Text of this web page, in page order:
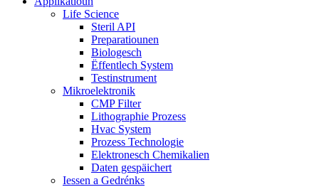
Life Science
Steril API
Preparatiounen
Biologesch
Ëffentlech System
Testinstrument
Mikroelektronik
CMP Filter
Lithographie Prozess
Hvac System
Prozess Technologie
Elektronesch Chemikalien
Daten gespäichert
Iessen a Gedrénks